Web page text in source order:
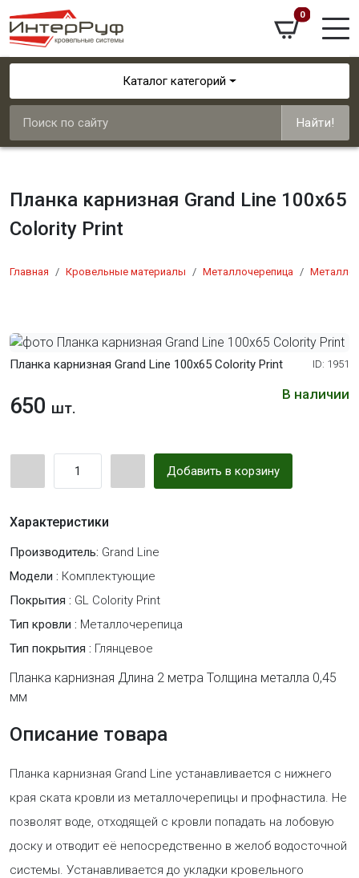
0
Каталог категорий
Найти!
Планка карнизная Grand Line 100х65
Colority Print
Главная Кровельные материалы Металлочерепица
Планка карнизная Grand Line 100х65 Colority Print ID: 1951
В наличии
650 шт.
Добавить в корзину
Характеристики
Производитель: Grand Line
Модели : Комплектующие
Покрытия : GL Colority Print
Тип кровли : Металлочерепица
Тип покрытия : Глянцевое
Планка карнизная Длина 2 метра Толщина металла 0,45
мм
Описание товара
Планка карнизная Grand Line устанавливается с нижнего
края ската кровли из металлочерепицы и профнастила. Не
позволят воде, отходящей с кровли попадать на лобовую
доску и отводит её непосредственно в желоб водосточной
системы. Устанавливается до укладки кровельного